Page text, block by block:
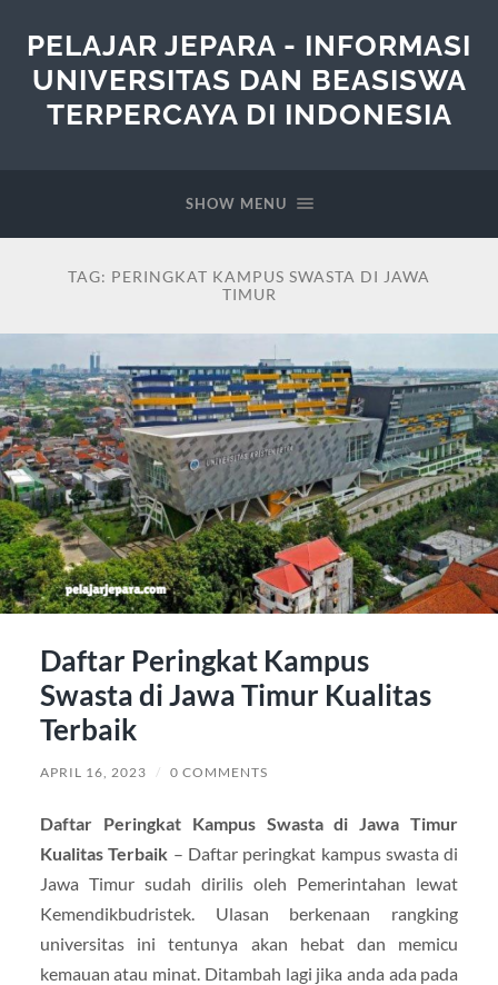
PELAJAR JEPARA - INFORMASI
UNIVERSITAS DAN BEASISWA
TERPERCAYA DI INDONESIA
SHOW MENU
TAG: PERINGKAT KAMPUS SWASTA DI JAWA
TIMUR
Daftar Peringkat Kampus
Swasta di Jawa Timur Kualitas
Terbaik
APRIL 16, 2023 / 0 COMMENTS
Daftar Peringkat Kampus Swasta di Jawa Timur
Kualitas Terbaik – Daftar peringkat kampus swasta di
Jawa Timur sudah dirilis oleh Pemerintahan lewat
Kemendikbudristek. Ulasan berkenaan rangking
universitas ini tentunya akan hebat dan memicu
kemauan atau minat. Ditambah lagi jika anda ada pada